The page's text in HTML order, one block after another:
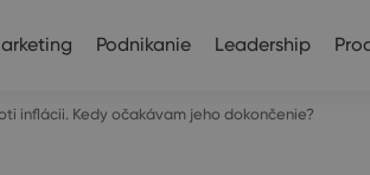
Podnikanie Leadership
inflácii. Kedy očakávam jeho dokončenie?